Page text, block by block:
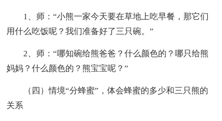
1、师：“小熊一家今天要在草地上吃早餐，那它们
用什么吃饭呢？我们准备好了三只碗。”
2、师：“哪知碗给熊爸爸？什么颜色的？哪只给熊
妈妈？什么颜色的？熊宝宝呢？”
（四）情境“分蜂蜜”，体会蜂蜜的多少和三只熊的
关系